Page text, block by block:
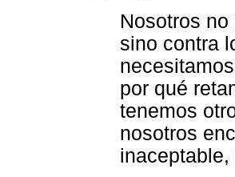
Nosotros
sino contra
por qué
tenemos
nosotros